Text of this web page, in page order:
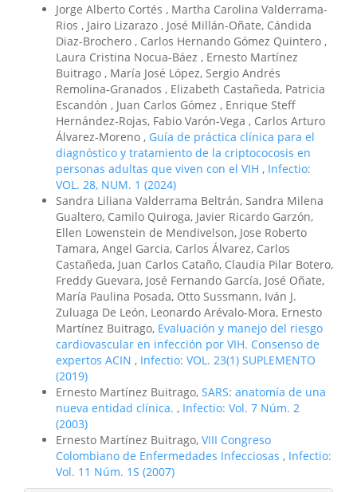
Jorge Alberto Cortés , Martha Carolina Valderrama-
Rios , Jairo Lizarazo , José Millán-Oñate, Cándida
Diaz-Brochero , Carlos Hernando Gómez Quintero ,
Laura Cristina Nocua-Báez , Ernesto Martínez
Buitrago , María José López, Sergio Andrés
Remolina-Granados , Elizabeth Castañeda, Patricia
Escandón , Juan Carlos Gómez , Enrique Steff
Hernández-Rojas, Fabio Varón-Vega , Carlos Arturo
Álvarez-Moreno , Guía de práctica clínica para el
diagnóstico y tratamiento de la criptococosis en
personas adultas que viven con el VIH , Infectio:
VOL. 28, NUM. 1 (2024)
Sandra Liliana Valderrama Beltrán, Sandra Milena
Gualtero, Camilo Quiroga, Javier Ricardo Garzón,
Ellen Lowenstein de Mendivelson, Jose Roberto
Tamara, Angel Garcia, Carlos Álvarez, Carlos
Castañeda, Juan Carlos Cataño, Claudia Pilar Botero,
Freddy Guevara, José Fernando García, José Oñate,
María Paulina Posada, Otto Sussmann, Iván J.
Zuluaga De León, Leonardo Arévalo-Mora, Ernesto
Martínez Buitrago, Evaluación y manejo del riesgo
cardiovascular en infección por VIH. Consenso de
expertos ACIN , Infectio: VOL. 23(1) SUPLEMENTO
(2019)
Ernesto Martínez Buitrago, SARS: anatomía de una
nueva entidad clínica. , Infectio: Vol. 7 Núm. 2
(2003)
Ernesto Martínez Buitrago, VIII Congreso
Colombiano de Enfermedades Infecciosas , Infectio:
Vol. 11 Núm. 1S (2007)